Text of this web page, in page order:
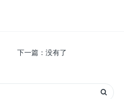
下一篇：没有了